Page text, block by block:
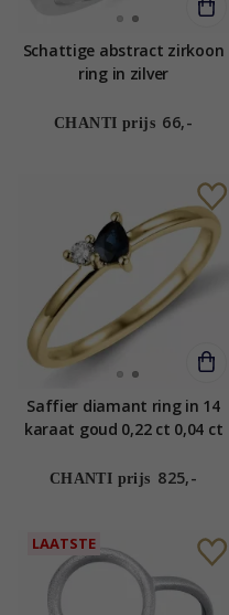
Schattige abstract zirkoon
ring in zilver
CHANTI prijs 66,-
Saffier diamant ring in 14
karaat goud 0,22 ct 0,04 ct
CHANTI prijs 825,-
LAATSTE